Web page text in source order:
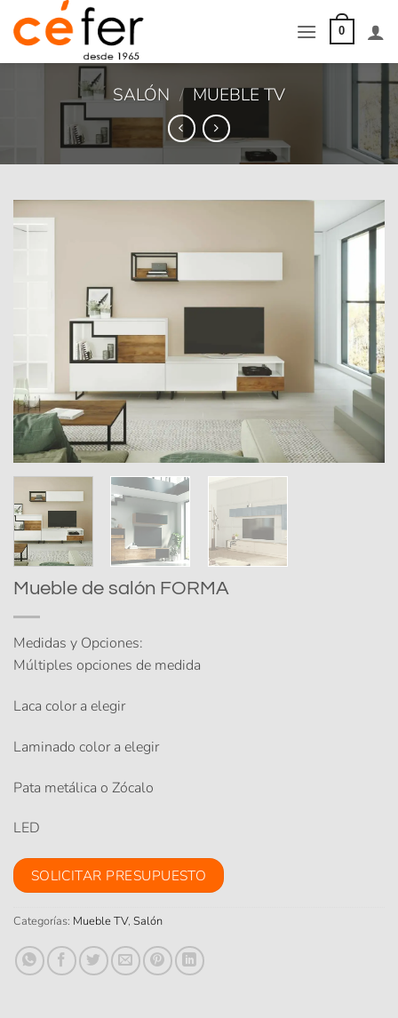
0
SALÓN / MUEBLE TV
Mueble de salón FORMA
Medidas y Opciones:
Múltiples opciones de medida
Laca color a elegir
Laminado color a elegir
Pata metálica o Zócalo
LED
SOLICITAR PRESUPUESTO
Categorías: Mueble TV, Salón